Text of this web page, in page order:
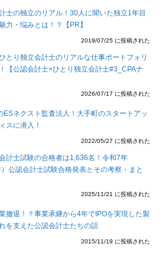
士の独立のリアル！30人に聞いた独立1年目
力・悩みとは！？【PR】
2019/07/25 に投稿された
ひとり独立会計士のリアルな仕事ポートフォリ
【公認会計士×ひとり独立会計士#3_CPAナ
2026/07/17 に投稿された
ESネクスト監査法人！大手町のスタートアッ
スに潜入！
2022/05/27 に投稿された
会計士試験の合格者は1,636名！令和7年
）公認会計士試験合格発表とその考察・まと
2025/11/21 に投稿された
撤退！？事業承継から4年でIPOを実現した製
を支えた公認会計士たちの話
2015/11/19 に投稿された